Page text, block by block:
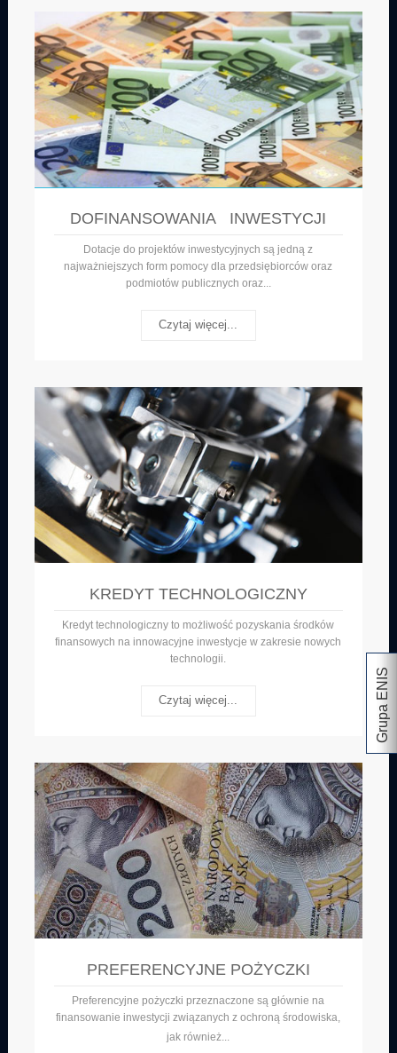
Grupa ENIS
DOFINANSOWANIA INWESTYCJI
Dotacje do projektów inwestycyjnych są jedną z
najważniejszych form pomocy dla przedsiębiorców oraz
podmiotów publicznych oraz...
Czytaj więcej...
KREDYT TECHNOLOGICZNY
Kredyt technologiczny to możliwość pozyskania środków
finansowych na innowacyjne inwestycje w zakresie nowych
technologii.
Czytaj więcej...
PREFERENCYJNE POŻYCZKI
Preferencyjne pożyczki przeznaczone są głównie na
finansowanie inwestycji związanych z ochroną środowiska,
jak również